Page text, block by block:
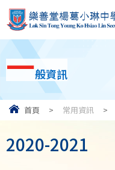
一般資訊
首頁 > 常用資訊 >
2020-2021